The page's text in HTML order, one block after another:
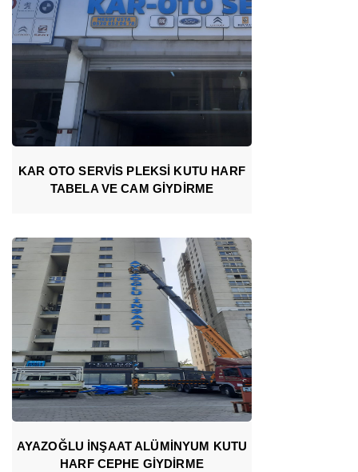
KAR OTO SERVİS PLEKSİ KUTU HARF
TABELA VE CAM GİYDİRME
AYAZOĞLU İNŞAAT ALÜMİNYUM KUTU
HARF CEPHE GİYDİRME